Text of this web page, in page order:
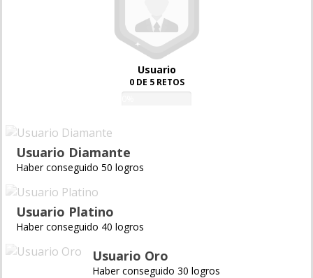
Usuario
0 DE 5 RETOS
Usuario Diamante
Haber conseguido 50 logros
Usuario Platino
Haber conseguido 40 logros
Usuario Oro
Haber conseguido 30 logros